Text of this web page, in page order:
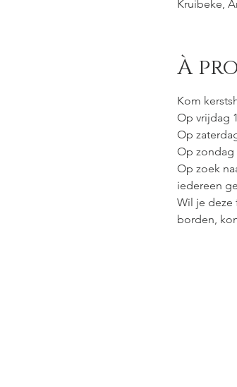
Kruibeke,
À
Kom
Op vrijdag
Op
Op zondag
Op zoek
iedereen
Wil je deze
borden,